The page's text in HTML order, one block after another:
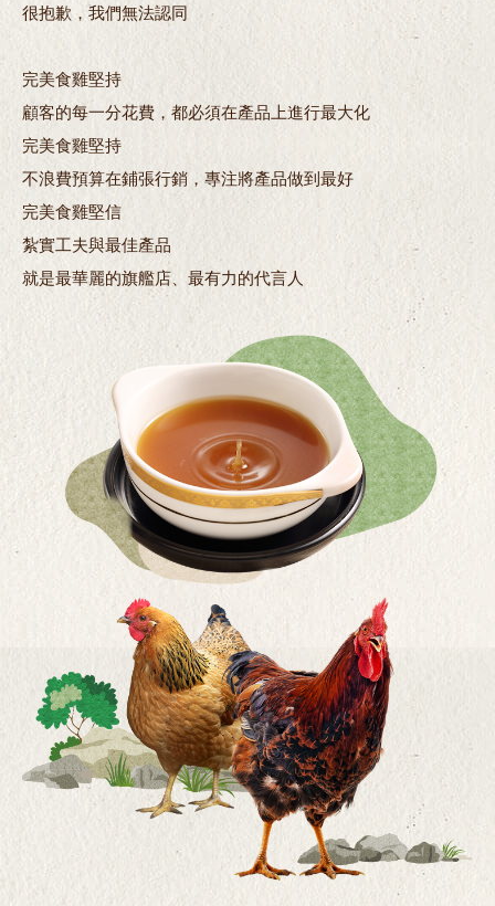
很抱歉，我們無法認同
完美食雞堅持
顧客的每一分花費，都必須在產品上進行最大化
完美食雞堅持
不浪費預算在鋪張行銷，專注將產品做到最好
完美食雞堅信
紮實工夫與最佳產品
就是最華麗的旗艦店、最有力的代言人